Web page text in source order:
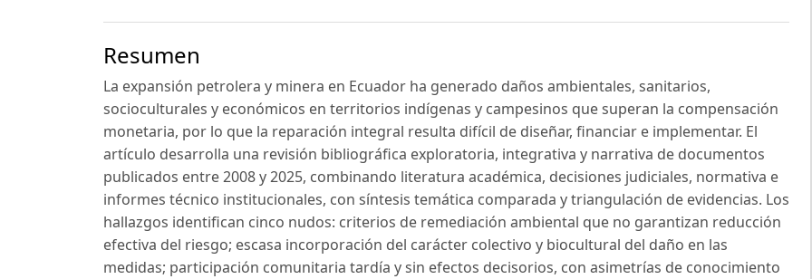
Resumen
La expansión petrolera y minera en Ecuador ha generado daños ambientales, sanitarios,
socioculturales y económicos en territorios indígenas y campesinos que superan la compensación
monetaria, por lo que la reparación integral resulta difícil de diseñar, financiar e implementar. El
artículo desarrolla una revisión bibliográfica exploratoria, integrativa y narrativa de documentos
publicados entre 2008 y 2025, combinando literatura académica, decisiones judiciales, normativa e
informes técnico institucionales, con síntesis temática comparada y triangulación de evidencias. Los
hallazgos identifican cinco nudos: criterios de remediación ambiental que no garantizan reducción
efectiva del riesgo; escasa incorporación del carácter colectivo y biocultural del daño en las
medidas; participación comunitaria tardía y sin efectos decisorios, con asimetrías de conocimiento